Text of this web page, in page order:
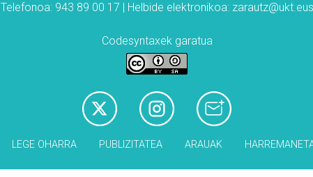
Telefonoa: 943 89 00 17 | Helbide elektronikoa: zarautz@ukt.eus
Codesyntaxek garatua
LEGE OHARRA PUBLIZITATEA ARAUAK